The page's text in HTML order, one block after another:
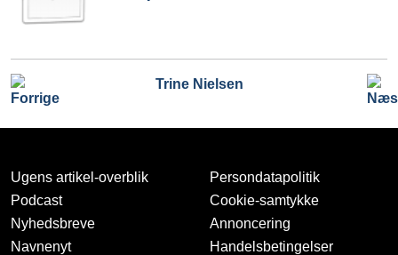
Trine Nielsen
Ugens artikel-overblik
Podcast
Nyhedsbreve
Navnenyt
Persondatapolitik
Cookie-samtykke
Annoncering
Handelsbetingelser